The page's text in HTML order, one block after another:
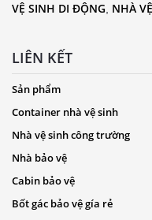
VỆ SINH DI ĐỘNG, NHÀ
LIÊN KẾT
Sản phẩm
Container nhà vệ sinh
Nhà vệ sinh công trường
Nhà bảo vệ
Cabin bảo vệ
Bốt gác bảo vệ gía rẻ